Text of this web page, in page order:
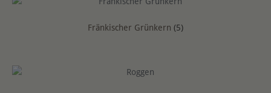
Fränkischer Grünkern (5)